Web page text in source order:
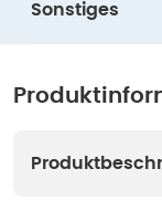
Sonstiges